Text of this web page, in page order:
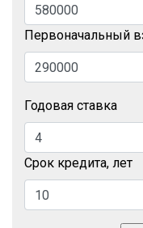
Первоначальный
Годовая ставка
Срок кредита, лет